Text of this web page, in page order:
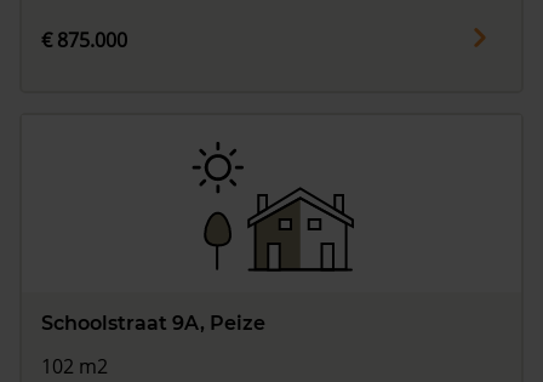
€ 875.000
Schoolstraat 9A, Peize
102 m2